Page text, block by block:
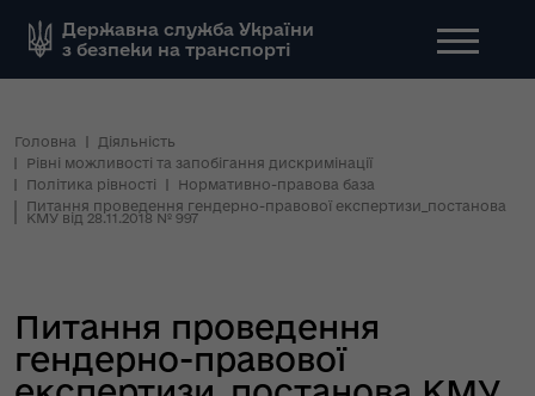
Державна служба України
з безпеки на транспорті
Головна
Діяльність
Рівні можливості та запобігання дискримінації
Політика рівності
Нормативно-правова база
Питання проведення гендерно-правової експертизи_постанова
КМУ від 28.11.2018 № 997
Питання проведення
гендерно-правової